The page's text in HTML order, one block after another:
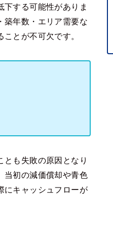
下する可能性がありま
築年数・エリア需要な
とが不可欠です。
も失敗の原因となり
当初の減価償却や青色
にキャッシュフローが